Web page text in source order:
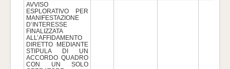
AVVISO
ESPLORATIVO PER
MANIFESTAZIONE
D’INTERESSE
FINALIZZATA
ALL’AFFIDAMENTO
DIRETTO MEDIANTE
STIPULA DI UN
ACCORDO QUADRO
CON UN SOLO